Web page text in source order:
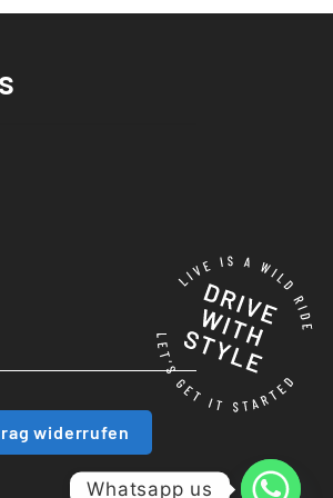
widerrufen
Whatsapp us